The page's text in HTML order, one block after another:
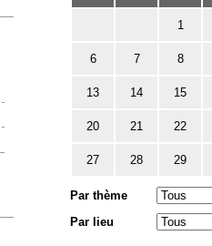
1
6 7 8
13 14 15
20 21 22
27 28 29
Par thème
Par lieu